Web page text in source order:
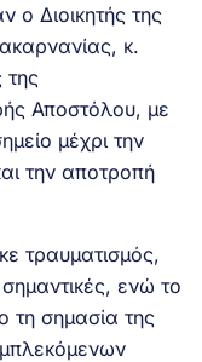
ο Διοικητής της
κ.
της
Αποστόλου, με
μέχρι την
την αποτροπή
τραυματισμός,
ενώ το
τη σημασία της